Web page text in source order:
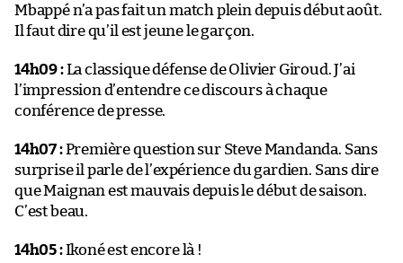
Mbappé n’a pas fait un match plein depuis début août.
Il faut dire qu’il est jeune le garçon.
14h09 :La classique défense de Olivier Giroud. J’ai
l’impression d’entendre ce discours à chaque
conférence de presse.
14h07 :Première question sur Steve Mandanda. Sans
surprise il parle de l’expérience du gardien. Sans dire
que Maignan est mauvais depuis le début de saison.
C’est beau.
14h05 :Ikoné est encore là !